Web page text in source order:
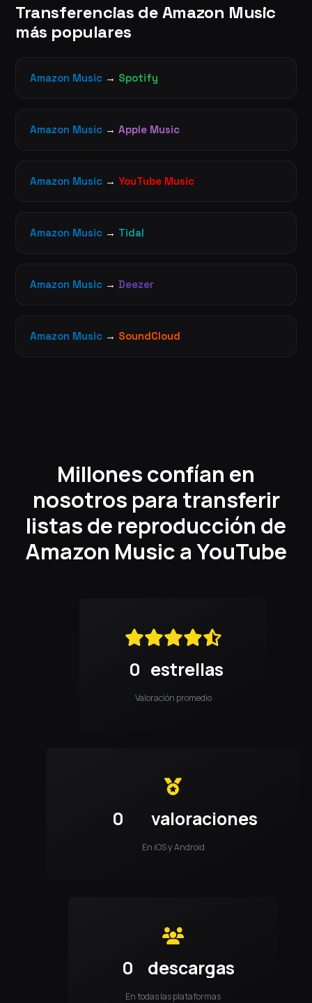
Transferencias de Amazon Music
más populares
Amazon Music → Spotify
Amazon Music → Apple Music
Amazon Music → YouTube Music
Amazon Music → Tidal
Amazon Music → Deezer
Amazon Music → SoundCloud
Millones confían en
nosotros para transferir
listas de reproducción de
Amazon Music a YouTube
0 estrellas
Valoración promedio
0 valoraciones
En iOS y Android
0 descargas
En todas las plataformas